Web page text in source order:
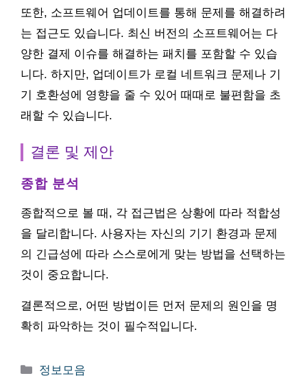
또한, 소프트웨어 업데이트를 통해 문제를 해결하려
는 접근도 있습니다. 최신 버전의 소프트웨어는 다
양한 결제 이슈를 해결하는 패치를 포함할 수 있습
니다. 하지만, 업데이트가 로컬 네트워크 문제나 기
기 호환성에 영향을 줄 수 있어 때때로 불편함을 초
래할 수 있습니다.
결론 및 제안
종합 분석
종합적으로 볼 때, 각 접근법은 상황에 따라 적합성
을 달리합니다. 사용자는 자신의 기기 환경과 문제
의 긴급성에 따라 스스로에게 맞는 방법을 선택하는
것이 중요합니다.
결론적으로, 어떤 방법이든 먼저 문제의 원인을 명
확히 파악하는 것이 필수적입니다.
카
정보모음